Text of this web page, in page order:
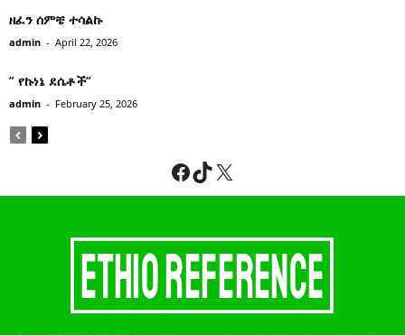
ዘፈን ሰምቼ ተሳልኩ
admin - April 22, 2026
” የኩነኔ ደሴቶች’’
admin - February 25, 2026
Facebook
TikTok
X